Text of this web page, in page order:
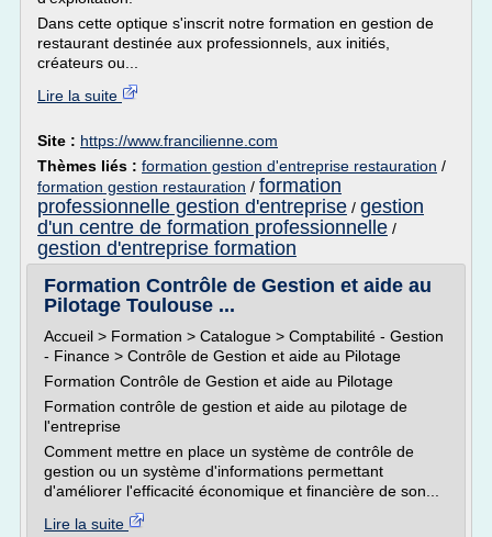
Dans cette optique s'inscrit notre formation en gestion de
restaurant destinée aux professionnels, aux initiés,
créateurs ou...
Lire la suite
Site : https://www.francilienne.com
Thèmes liés : formation gestion d'entreprise restauration /
formation gestion restauration / formation
professionnelle gestion d'entreprise / gestion
d'un centre de formation professionnelle /
gestion d'entreprise formation
Formation Contrôle de Gestion et aide au
Pilotage Toulouse ...
Accueil > Formation > Catalogue > Comptabilité - Gestion
- Finance > Contrôle de Gestion et aide au Pilotage
Formation Contrôle de Gestion et aide au Pilotage
Formation contrôle de gestion et aide au pilotage de
l'entreprise
Comment mettre en place un système de contrôle de
gestion ou un système d'informations permettant
d'améliorer l'efficacité économique et financière de son...
Lire la suite